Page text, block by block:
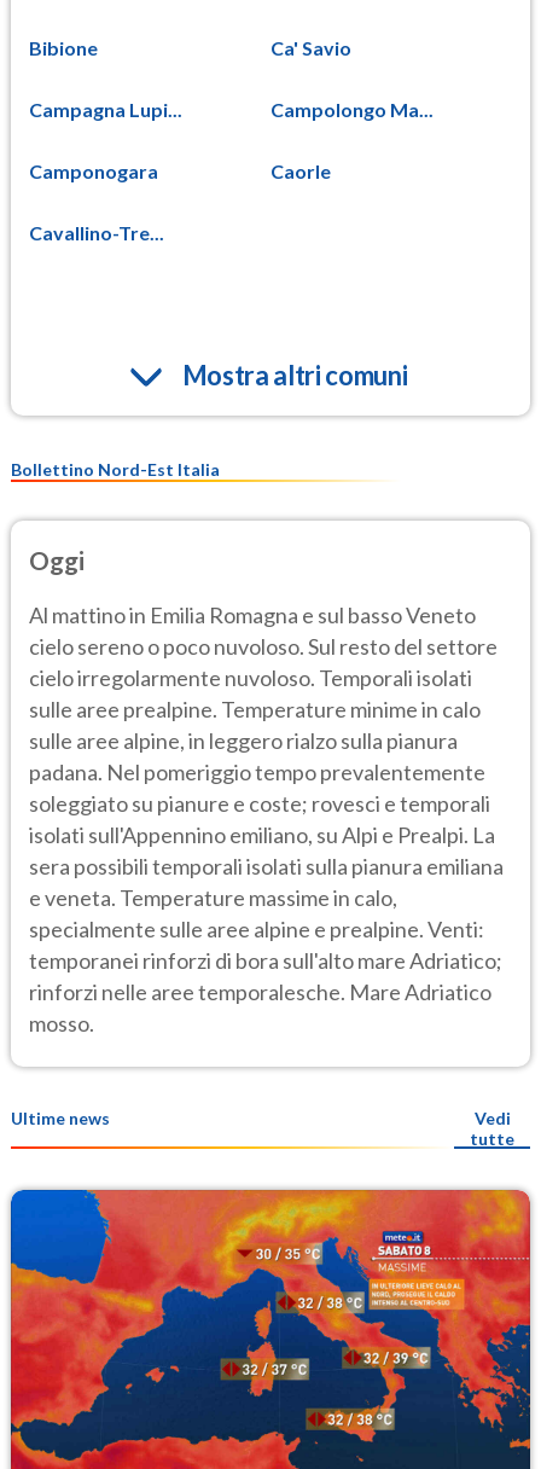
Bibione Ca' Savio
Campagna Lupi... Campolongo Ma...
Camponogara Caorle
Cavallino-Tre...
Mostra altri comuni
Bollettino Nord-Est Italia
Oggi
Al mattino in Emilia Romagna e sul basso Veneto
cielo sereno o poco nuvoloso. Sul resto del settore
cielo irregolarmente nuvoloso. Temporali isolati
sulle aree prealpine. Temperature minime in calo
sulle aree alpine, in leggero rialzo sulla pianura
padana. Nel pomeriggio tempo prevalentemente
soleggiato su pianure e coste; rovesci e temporali
isolati sull'Appennino emiliano, su Alpi e Prealpi. La
sera possibili temporali isolati sulla pianura emiliana
e veneta. Temperature massime in calo,
specialmente sulle aree alpine e prealpine. Venti:
temporanei rinforzi di bora sull'alto mare Adriatico;
rinforzi nelle aree temporalesche. Mare Adriatico
mosso.
Ultime news
Vedi
tutte